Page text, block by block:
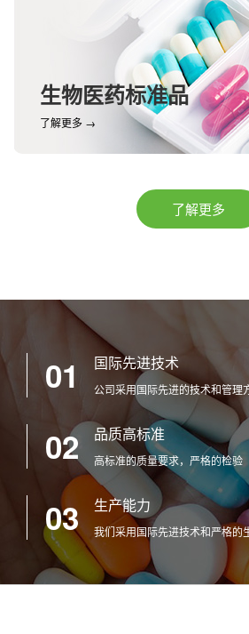
生物医药标准品
了解更多 →
了解更多
01 国际先进技术
公司采用国际先进的技术和管理
02 品质高标准
高标准的质量要求，严格的检验
03 生产能力
我们采用国际先进技术和严格的